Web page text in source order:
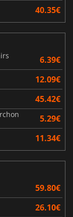
40.35€
6.39€
12.09€
45.42€
5.29€
11.34€
59.80€
26.10€